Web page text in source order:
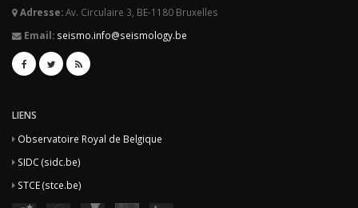
Adresse:Av. Circulaire 3, BE-1180 Bruxelles
Email: seismo.info@seismology.be
LIENS
Observatoire Royal de Belgique
SIDC (sidc.be)
STCE (stce.be)